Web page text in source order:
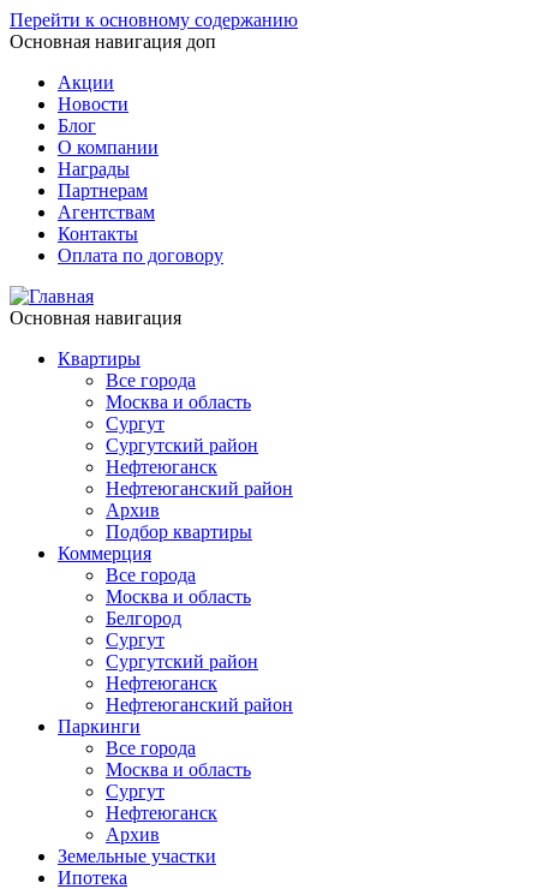
Перейти к основному содержанию
Основная навигация доп
Акции
Новости
Блог
О компании
Награды
Партнерам
Агентствам
Контакты
Оплата по договору
Основная навигация
Квартиры
Все города
Москва и область
Сургут
Сургутский район
Нефтеюганск
Нефтеюганский район
Архив
Подбор квартиры
Коммерция
Все города
Москва и область
Белгород
Сургут
Сургутский район
Нефтеюганск
Нефтеюганский район
Паркинги
Все города
Москва и область
Сургут
Нефтеюганск
Архив
Земельные участки
Ипотека